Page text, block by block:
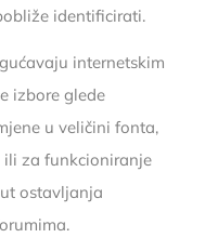
identificirati.
internetskim
izbore glede
u veličini fonta,
ili za funkcioniranje
ostavljanja